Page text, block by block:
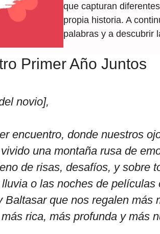
que capturan
propia historia. A
palabras y a descubrir
Primer Año Juntos
novio],
encuentro, donde nuestros
una montaña rusa de
de risas, desafíos, y sobre
o las noches de
Baltasar que nos regalen
rica, más profunda y más